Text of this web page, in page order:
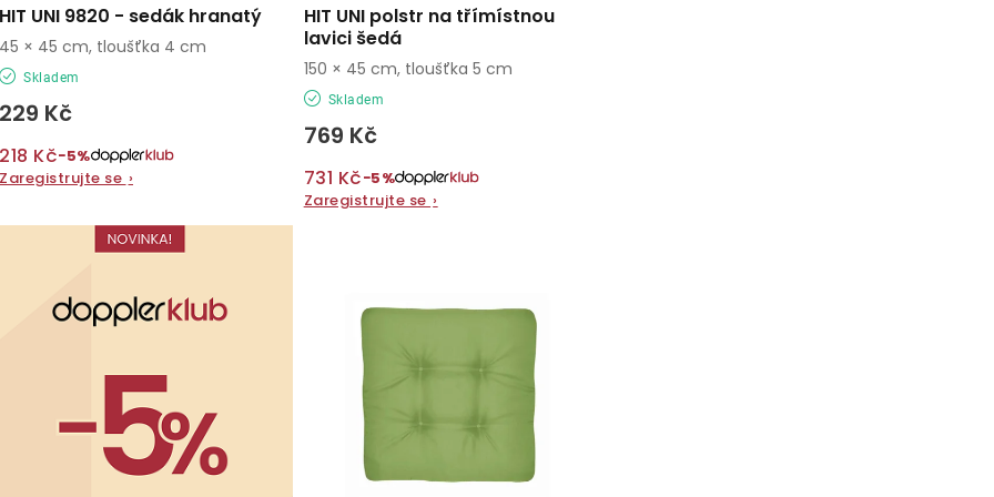
d
u
k
t
ů
d
u
k
t
HIT UNI 9820 - sedák hranatý
Skladem
229 Kč
218 Kč−5%
Zaregistrujte se ›
45 × 45 cm, tloušťka 4 cm
HIT UNI polstr na třímístnou
lavici šedá
Skladem
769 Kč
731 Kč−5%
Zaregistrujte se ›
150 × 45 cm, tloušťka 5 cm